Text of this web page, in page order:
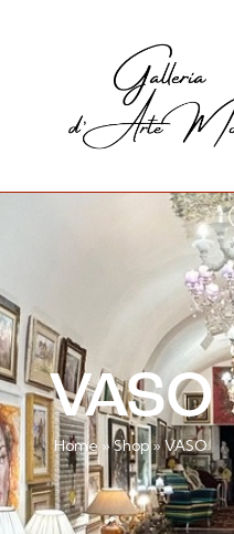
VASO
Home »Shop»VASO